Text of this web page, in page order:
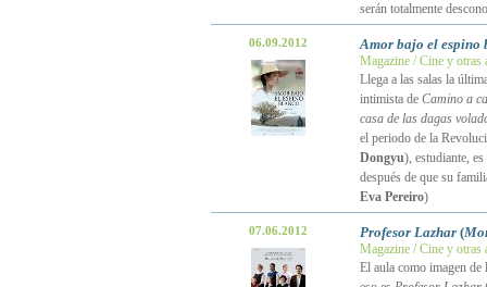
serán totalmente
06.09.2012 Amor bajo el espino
Magazine / Cine y otras
Llega a las salas la
intimista de Camino a
casa de las dagas
el periodo de la
Dongyu), estudiante,
después de que su
Eva Pereiro)
07.06.2012 Profesor Lazhar(
Magazine / Cine y otras
El aula como imagen